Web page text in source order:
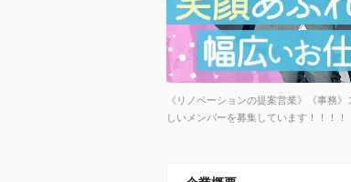
《リノベーションの提案営業》《事務
しいメンバーを募集しています！！！！